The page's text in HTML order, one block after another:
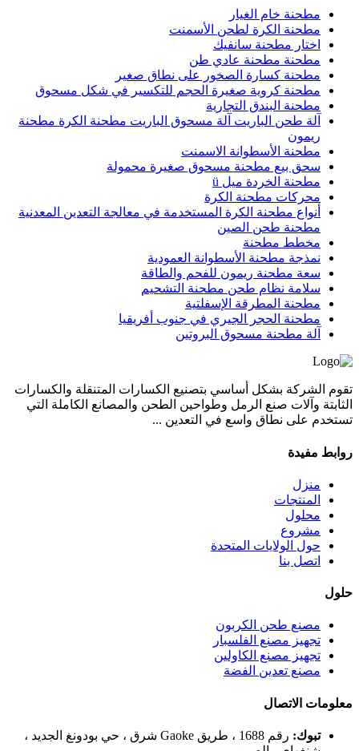
مطحنة خام الغيار
مطحنة الكرة لطحن الأسمنت
اختار مطحنة سانفيك
مطحنة مطحنة عادي طن
مطحنة كسارة الصخور على نطاق صغير
مطحنة كروية صغيرة الحجم للتكسير في شكل مسحوق
مطحنة البندق التجارية
آلة طحن الباريت آلة مسحوق الباريت مطحنة الكرة مطحنة
ريمون
مطحنة الأسطوانة الاسمنت
سحق بيع مطحنة مسحوق صغيرة محمولة
مطحنة الخردة ميل ü
محركات مطحنة الكرة
أنواع مطحنة الكرة المستخدمة في معالجة التعدين المعدنية
مطحنة طحن الصين
مخطط مطحنة
نمذجة مطحنة الأسطوانة العمودية
سعة مطحنة ريمون للفحم والطاقة
سلامة نظام طحن مطحنة التشحيم
مطحنة المطرقة الإسفلتية
مطحنة الحجر الجيري في جنوب أفريقيا
آلة مطحنة مسحوق البروتين
تقوم الشركة بشكل أساسي بتصنيع الكسارات المتنقلة والكسارات
الثابتة وآلات صنع الرمل وطواحين الطحن والمصانع الكاملة التي
تستخدم على نطاق واسع في التعدين ...
روابط مفيدة
منزل
المنتجات
محلول
مشروع
حول الولايات المتحدة
اتصل بنا
حلول
مصنع طحن الكربون
تجهيز مصنع الفلسبار
تجهيز مصنع الكاولين
مصنع تعدين الفضة
معلومات الاتصال
تبوك:
رقم 1688 ، طريق Gaoke شرق ، حي بودونغ الجديد ،